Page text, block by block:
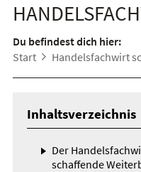
Du befindest dich hier:
Start
Handelsfachwirt
Inhaltsverzeichnis
Der
schaffende